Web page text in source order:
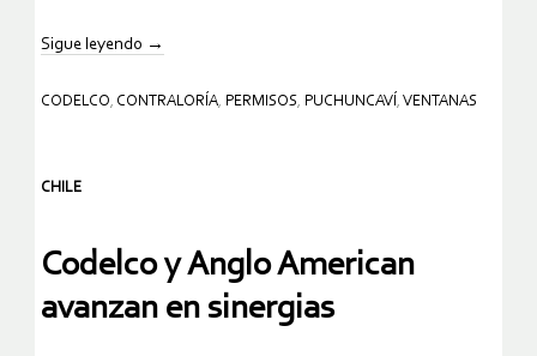
Sigue leyendo →
CODELCO, CONTRALORÍA, PERMISOS, PUCHUNCAVÍ , VENTANAS
CHILE
Codelco y Anglo American
avanzan en sinergias